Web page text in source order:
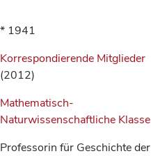
* 1941
Korrespondierende Mitglieder
(2012)
Mathematisch-
Naturwissenschaftliche Klasse
Professorin für Geschichte der